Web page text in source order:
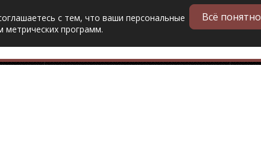
с тем, что ваши персональные
метрических программ.
Всё понятно